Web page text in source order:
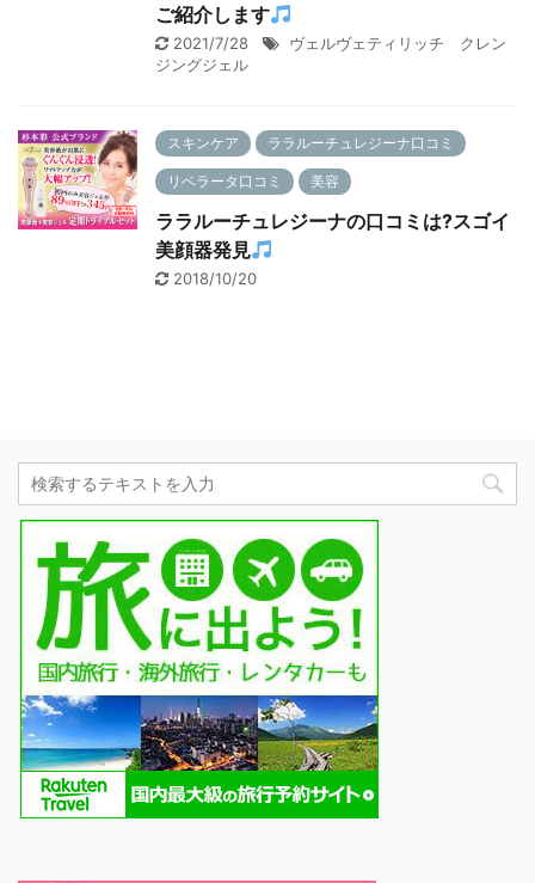
ご紹介します
2021/7/28
ヴェルヴェティリッチ クレン
ジングジェル
スキンケア ララルーチュレジーナ口コミ
リベラータ口コミ 美容
ララルーチュレジーナの口コミは?スゴイ
美顔器発見
2018/10/20